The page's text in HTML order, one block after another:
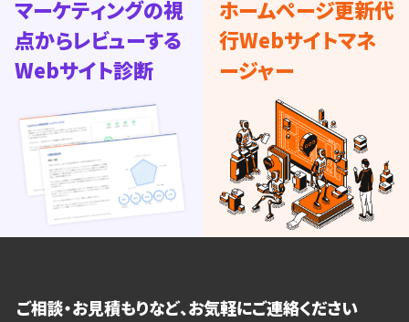
マーケティングの視
点からレビューする
Webサイト診断
ホームページ更新代
行Webサイトマネ
ージャー
ご相談・お見積もりなど、お気軽にご連絡ください